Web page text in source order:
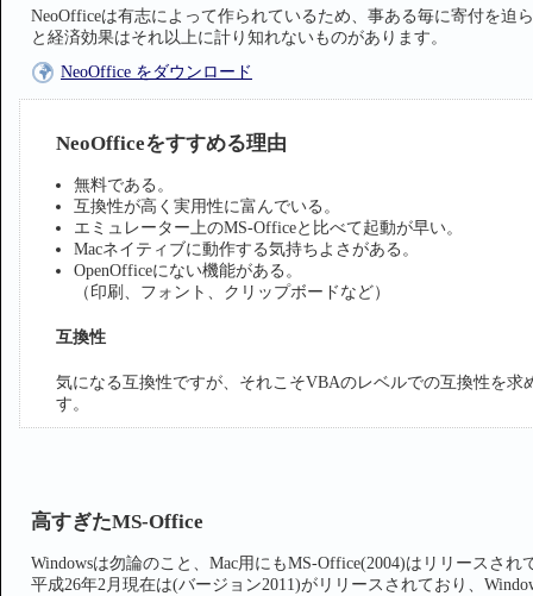
NeoOfficeは有志によって作られているため、事ある毎に寄付を
と経済効果はそれ以上に計り知れないものがあります。
NeoOffice をダウンロード
NeoOfficeをすすめる理由
無料である。
互換性が高く実用性に富んでいる。
エミュレーター上のMS-Officeと比べて起動が早い。
Macネイティブに動作する気持ちよさがある。
OpenOfficeにない機能がある。
（印刷、フォント、クリップボードなど）
互換性
気になる互換性ですが、それこそVBAのレベルでの互換性を
す。
高すぎたMS-Office
Windowsは勿論のこと、Mac用にもMS-Office(2004)はリリースされ
平成26年2月現在は(バージョン2011)がリリースされており、